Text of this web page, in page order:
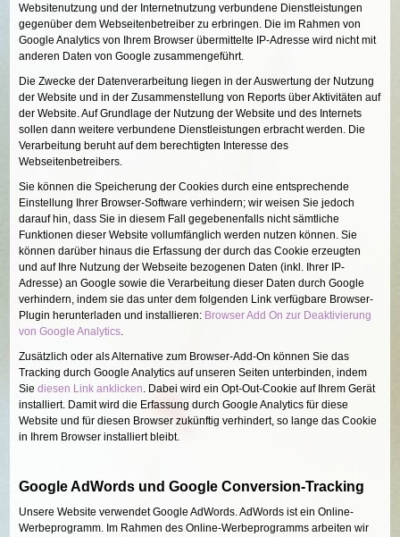
Websitenutzung und der Internetnutzung verbundene Dienstleistungen
gegenüber dem Webseitenbetreiber zu erbringen. Die im Rahmen von
Google Analytics von Ihrem Browser übermittelte IP-Adresse wird nicht mit
anderen Daten von Google zusammengeführt.
Die Zwecke der Datenverarbeitung liegen in der Auswertung der Nutzung
der Website und in der Zusammenstellung von Reports über Aktivitäten auf
der Website. Auf Grundlage der Nutzung der Website und des Internets
sollen dann weitere verbundene Dienstleistungen erbracht werden. Die
Verarbeitung beruht auf dem berechtigten Interesse des
Webseitenbetreibers.
Sie können die Speicherung der Cookies durch eine entsprechende
Einstellung Ihrer Browser-Software verhindern; wir weisen Sie jedoch
darauf hin, dass Sie in diesem Fall gegebenenfalls nicht sämtliche
Funktionen dieser Website vollumfänglich werden nutzen können. Sie
können darüber hinaus die Erfassung der durch das Cookie erzeugten
und auf Ihre Nutzung der Webseite bezogenen Daten (inkl. Ihrer IP-
Adresse) an Google sowie die Verarbeitung dieser Daten durch Google
verhindern, indem sie das unter dem folgenden Link verfügbare Browser-
Plugin herunterladen und installieren: Browser Add On zur Deaktivierung
von Google Analytics.
Zusätzlich oder als Alternative zum Browser-Add-On können Sie das
Tracking durch Google Analytics auf unseren Seiten unterbinden, indem
Siediesen Link anklicken. Dabei wird ein Opt-Out-Cookie auf Ihrem Gerät
installiert. Damit wird die Erfassung durch Google Analytics für diese
Website und für diesen Browser zukünftig verhindert, so lange das Cookie
in Ihrem Browser installiert bleibt.
Google AdWords und Google Conversion-Tracking
Unsere Website verwendet Google AdWords. AdWords ist ein Online-
Werbeprogramm. Im Rahmen des Online-Werbeprogramms arbeiten wir